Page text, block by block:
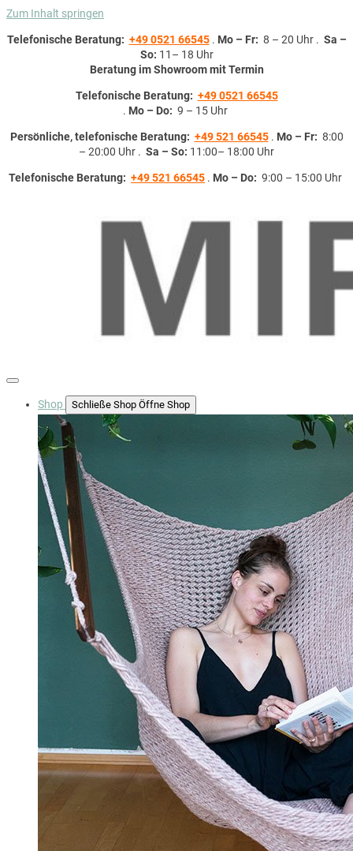
Zum Inhalt springen
Telefonische Beratung: +49 0521 66545. Mo – Fr: 8 – 20 Uhr . Sa –
So: 11– 18 Uhr
Beratung im Showroom mit Termin
Telefonische Beratung: +49 0521 66545
. Mo – Do: 9 – 15 Uhr
Persönliche, telefonische Beratung: +49 521 66545. Mo – Fr: 8:00
– 20:00 Uhr . Sa – So: 11:00– 18:00 Uhr
Telefonische Beratung: +49 521 66545 . Mo – Do: 9:00 – 15:00 Uhr
Shop Schließe Shop Öffne Shop